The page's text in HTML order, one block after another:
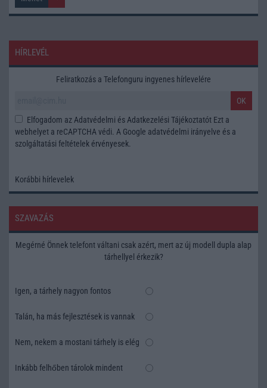
HÍRLEVÉL
Feliratkozás a Telefonguru ingyenes hírlevelére
OK
Elfogadom az Adatvédelmi és Adatkezelési Tájékoztatót Ezt a
webhelyet a reCAPTCHA védi. A Google adatvédelmi irányelve és a
szolgáltatási feltételek érvényesek.
Korábbi hírlevelek
SZAVAZÁS
Megérné Önnek telefont váltani csak azért, mert az új modell dupla alap
tárhellyel érkezik?
Igen, a tárhely nagyon fontos
Talán, ha más fejlesztések is vannak
Nem, nekem a mostani tárhely is elég
Inkább felhőben tárolok mindent